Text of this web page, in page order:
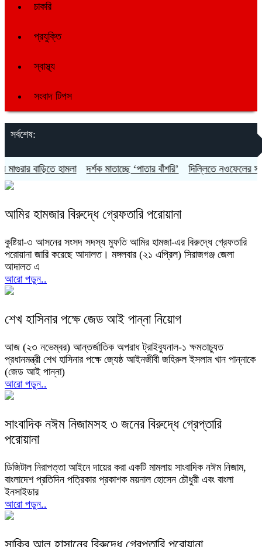
চাকরি
প্রযুক্তি
স্বাস্থ্য
সংবাদ টিপস
সর্বশেষ:
বাড়িতে হামলা দর্শক মাতাচ্ছে ‘পাতার বাঁশরি’ দিল্লিতে নওফেলের সংবাদ
আমির হামজার বিরুদ্ধে গ্রেফতারি পরোয়ানা
কুষ্টিয়া-৩ আসনের সংসদ সদস্য মুফতি আমির হামজা-এর বিরুদ্ধে গ্রেফতারি
পরোয়ানা জারি করেছে আদালত। মঙ্গলবার (২১ এপ্রিল) সিরাজগঞ্জ জেলা
আদালত এ
আরো পড়ুন..
শেখ হাসিনার পক্ষে জেড আই পান্না নিয়োগ
আজ (২৩ নভেম্বর) আন্তর্জাতিক অপরাধ ট্রাইব্যুনাল-১ ক্ষমতাচ্যুত
প্রধানমন্ত্রী শেখ হাসিনার পক্ষে জ্যেষ্ঠ আইনজীবী জহিরুল ইসলাম খান পান্নাকে
(জেড আই পান্না)
আরো পড়ুন..
সাংবাদিক নঈম নিজামসহ ৩ জনের বিরুদ্ধে গ্রেপ্তারি
পরোয়ানা
ডিজিটাল নিরাপত্তা আইনে দায়ের করা একটি মামলায় সাংবাদিক নঈম নিজাম,
বাংলাদেশ প্রতিদিন পত্রিকার প্রকাশক ময়নাল হোসেন চৌধুরী এবং বাংলা
ইনসাইডার
আরো পড়ুন..